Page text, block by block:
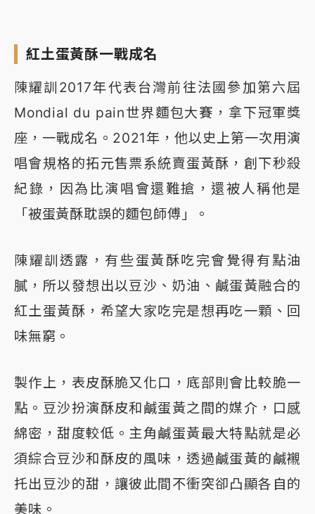
紅土蛋黃酥一戰成名
陳耀訓2017年代表台灣前往法國參加第六屆
Mondial du pain世界麵包大賽，拿下冠軍獎
座，一戰成名。2021年，他以史上第一次用演
唱會規格的拓元售票系統賣蛋黃酥，創下秒殺
紀錄，因為比演唱會還難搶，還被人稱他是
「被蛋黃酥耽誤的麵包師傅」。
陳耀訓透露，有些蛋黃酥吃完會覺得有點油
膩，所以發想出以豆沙、奶油、鹹蛋黃融合的
紅土蛋黃酥，希望大家吃完是想再吃一顆、回
味無窮。
製作上，表皮酥脆又化口，底部則會比較脆一
點。豆沙扮演酥皮和鹹蛋黃之間的媒介，口感
綿密，甜度較低。主角鹹蛋黃最大特點就是必
須綜合豆沙和酥皮的風味，透過鹹蛋黃的鹹襯
托出豆沙的甜，讓彼此間不衝突卻凸顯各自的
美味。